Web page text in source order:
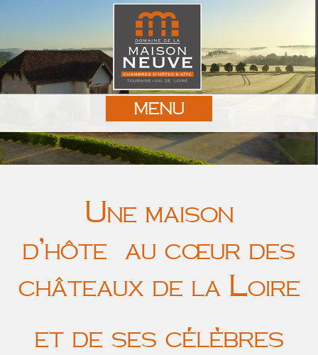
MENU
Une maison
d’hôte au cœur des
châteaux de la Loire
et de ses célèbres